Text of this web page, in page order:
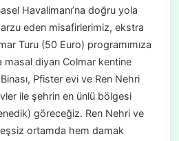
Havalimanı’na doğru yola
arzu eden misafirlerimiz, ekstra
Turu (50 Euro) programımıza
masal diyarı Colmar kentine
Pfister evi ve Ren Nehri
ile şehrin en ünlü bölgesi
göreceğiz. Ren Nehri ve
eşsiz ortamda hem damak